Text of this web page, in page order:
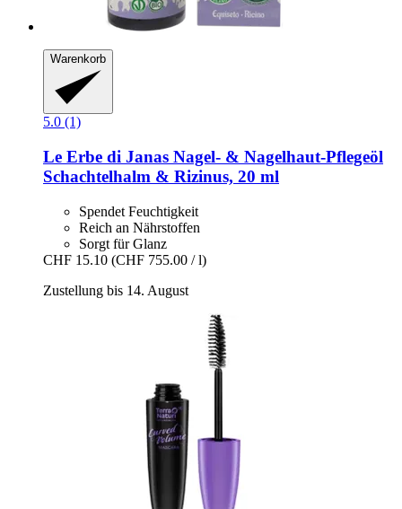
Warenkorb
5.0 (1)
Le Erbe di Janas Nagel-​ & Nagelhaut-​Pflegeöl
Schachtelhalm & Rizinus, 20 ml
Spendet Feuchtigkeit
Reich an Nährstoffen
Sorgt für Glanz
CHF 15.10 (CHF 755.00 / l)
Zustellung bis 14. August